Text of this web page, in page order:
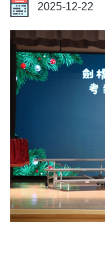
2025-12-22